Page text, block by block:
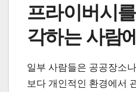
프라이버시
각하는 사람
일부 사람들은 공공장소
보다 개인적인 환경에서